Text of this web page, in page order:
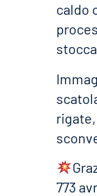
caldo
773